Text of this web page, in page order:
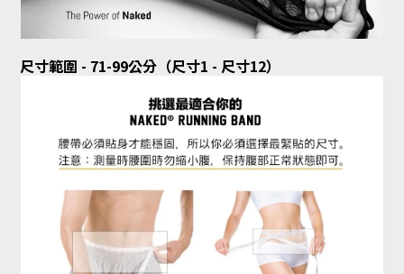
尺寸範圍 - 71-99公分（尺寸1 - 尺寸12）